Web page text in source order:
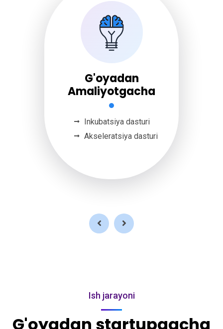
G'oyadan
Amaliyotgacha
Inkubatsiya dasturi
Akseleratsiya dasturi
Ish jarayoni
G'oyadan startupgacha